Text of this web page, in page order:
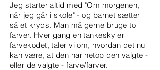
Jeg starter altid med "Om morgenen,
når jeg går i skole" - og barnet sætter
så et kryds. Man må gerne bruge to
farver. Hver gang en tankesky er
farvekodet, taler vi om, hvordan det nu
kan være, at den har netop den valgte -
eller de valgte - farve/farver.